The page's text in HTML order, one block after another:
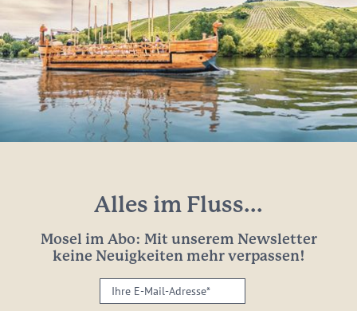
Alles im Fluss...
Mosel im Abo: Mit unserem Newsletter
keine Neuigkeiten mehr verpassen!
Ihre
E-